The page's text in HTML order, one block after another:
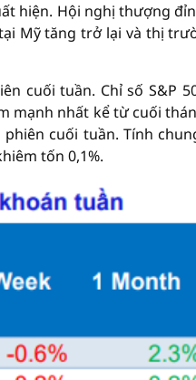
hiện. Hội nghị thượng
Mỹ tăng trở lại và thị
cuối tuần. Chỉ số S&P
nhất kể từ cuối
cuối tuần. Tính
tốn 0,1%.